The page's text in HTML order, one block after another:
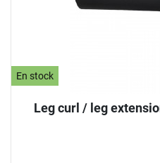
En stock
Leg curl / leg